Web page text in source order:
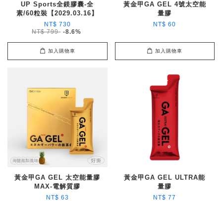
UP Sports全鎂膠囊-全
素/60粒裝【2029.03.16】
NT$ 730
NT$ 799 -8.6%
加入購物車
黃金甲GA GEL 4號太空能
量膠
NT$ 60
加入購物車
黃金甲GA GEL 太空能量膠
MAX-電解質膠
NT$ 63
黃金甲GA GEL ULTRA能
量膠
NT$ 77